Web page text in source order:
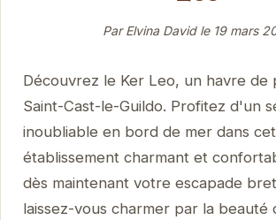
Par Elvina David le 19 mars
Découvrez le Ker Leo, un havre de
Saint-Cast-le-Guildo. Profitez d'un
inoubliable en bord de mer dans cet
établissement charmant et
dès maintenant votre escapade
laissez-vous charmer par la beauté